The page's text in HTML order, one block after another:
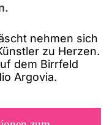
nehmen sich
zu Herzen.
dem Birrfeld
Argovia.